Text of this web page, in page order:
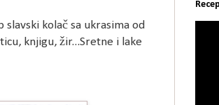
kolač sa ukrasima od
knjigu, žir...Sretne i lake